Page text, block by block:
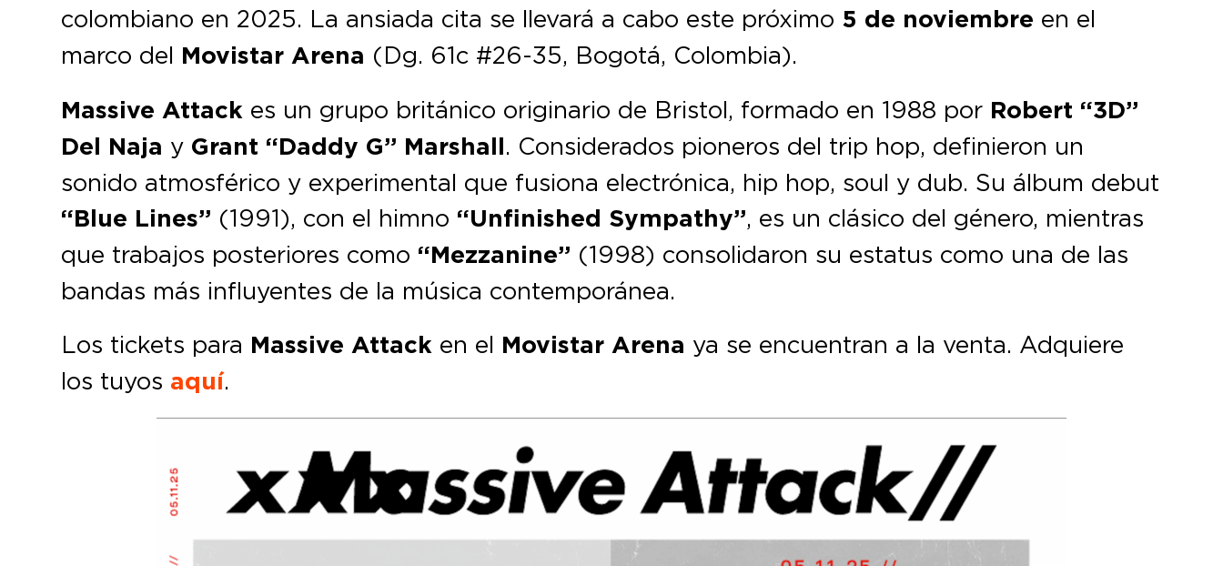
colombiano en 2025. La ansiada cita se llevará a cabo este próximo 5 de noviembre en el
marco del Movistar Arena (Dg. 61c #26-35, Bogotá, Colombia).
Massive Attack es un grupo británico originario de Bristol, formado en 1988 por Robert “3D”
Del Naja y Grant “Daddy G” Marshall. Considerados pioneros del trip hop, definieron un
sonido atmosférico y experimental que fusiona electrónica, hip hop, soul y dub. Su álbum debut
“Blue Lines” (1991), con el himno “Unfinished Sympathy”, es un clásico del género, mientras
que trabajos posteriores como “Mezzanine” (1998) consolidaron su estatus como una de las
bandas más influyentes de la música contemporánea.
Los tickets para Massive Attack en el Movistar Arena ya se encuentran a la venta. Adquiere
los tuyos aquí.